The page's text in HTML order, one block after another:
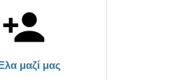
μαζί μας